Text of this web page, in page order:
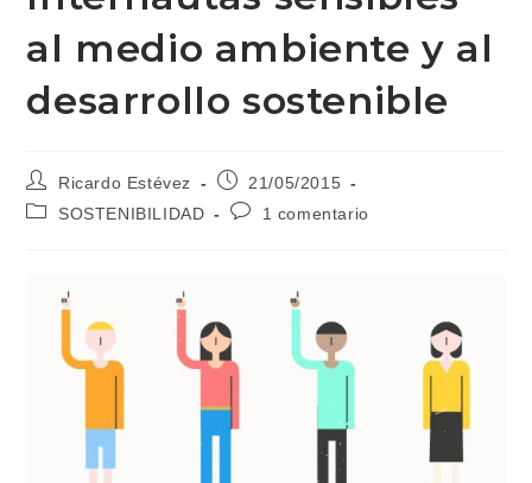
al medio ambiente y al
desarrollo sostenible
Autor
de
la
Ricardo Estévez
Publicación
de
21/05/2015
Categoría
SOSTENIBILIDAD
Comentarios
1 comentario